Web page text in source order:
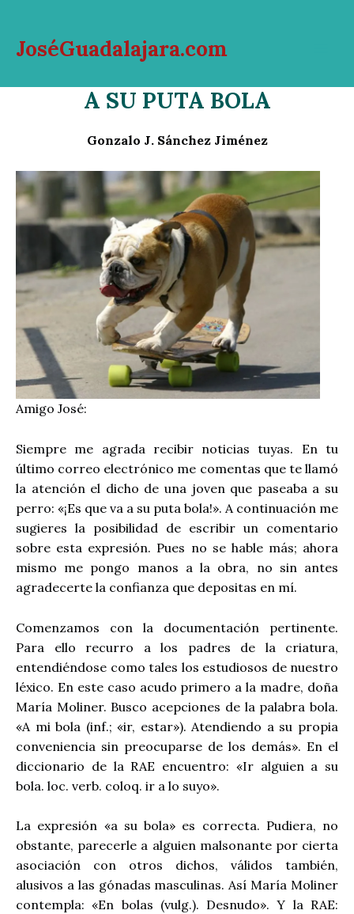
contenido
JoséGuadalajara.com
A SU PUTA BOLA
Gonzalo J. Sánchez Jiménez
Amigo José:
Siempre me agrada recibir noticias tuyas. En tu
último correo electrónico me comentas que te llamó
la atención el dicho de una joven que paseaba a su
perro: «¡Es que va a su puta bola!». A continuación me
sugieres la posibilidad de escribir un comentario
sobre esta expresión. Pues no se hable más; ahora
mismo me pongo manos a la obra, no sin antes
agradecerte la confianza que depositas en mí.
Comenzamos con la documentación pertinente.
Para ello recurro a los padres de la criatura,
entendiéndose como tales los estudiosos de nuestro
léxico. En este caso acudo primero a la madre, doña
María Moliner. Busco acepciones de la palabra bola.
«A mi bola (inf.; «ir, estar»). Atendiendo a su propia
conveniencia sin preocuparse de los demás». En el
diccionario de la RAE encuentro: «Ir alguien a su
bola. loc. verb. coloq. ir a lo suyo».
La expresión «a su bola» es correcta. Pudiera, no
obstante, parecerle a alguien malsonante por cierta
asociación con otros dichos, válidos también,
alusivos a las gónadas masculinas. Así María Moliner
contempla: «En bolas (vulg.). Desnudo». Y la RAE: